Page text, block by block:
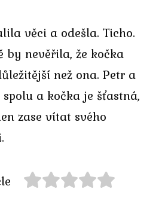
věci a odešla. Ticho.
by nevěřila, že kočka
než ona. Petr a
a kočka je šťastná,
zase vítat svého